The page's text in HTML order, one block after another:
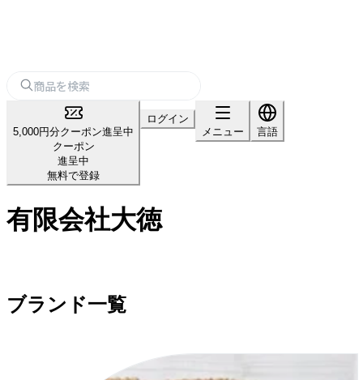
5,000円分クーポン進呈中
クーポン
進呈中
無料で登録
ログイン
メニュー
言語
有限会社大徳
ブランド一覧